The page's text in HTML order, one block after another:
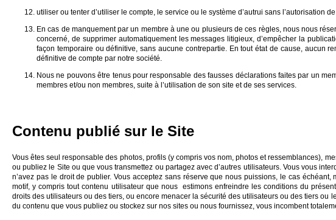
utiliser ou tenter d’utiliser le compte, le service ou le système d’autrui sans l’autorisation
En cas de manquement par un membre à une ou plusieurs de ces règles, nous nous
concerné, de supprimer automatiquement les messages litigieux, d’empêcher la
façon temporaire ou définitive, sans aucune contrepartie. En tout état de cause, aucun
définitive de compte par notre société.
Nous ne pouvons être tenus pour responsable des fausses déclarations faites par un
membres et/ou non membres, suite à l’utilisation de son site et de ses services.
Contenu publié sur le Site
Vous êtes seul responsable des photos, profils (y compris vos nom, photos et ressemblances),
ou publiez le Site ou que vous transmettez ou partagez avec d’autres utilisateurs. Vous vous
n’avez pas le droit de publier. Vous acceptez sans réserve que nous puissions, le cas
motif, y compris tout contenu utilisateur que nous estimons enfreindre les conditions du
droits des utilisateurs ou des tiers, ou encore menacer la sécurité des utilisateurs ou des tiers
du contenu que vous publiez ou stockez sur nos sites ou nous fournissez, vous incombent